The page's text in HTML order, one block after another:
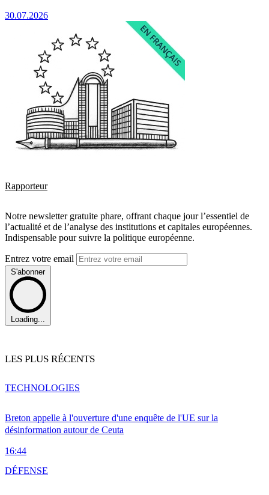
30.07.2026
Rapporteur
Notre newsletter gratuite phare, offrant chaque jour l’essentiel de
l’actualité et de l’analyse des institutions et capitales européennes.
Indispensable pour suivre la politique européenne.
Entrez votre email
S'abonner
Loading...
LES PLUS RÉCENTS
Breton appelle à l'ouverture d'une enquête de l'UE sur la
désinformation autour de Ceuta
16:44
TECHNOLOGIES
DÉFENSE